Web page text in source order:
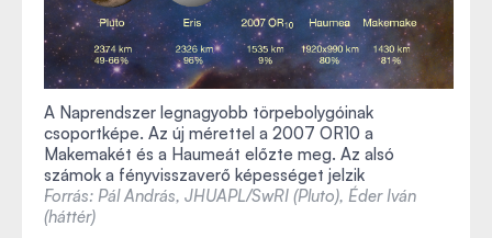
A Naprendszer legnagyobb törpebolygóinak
csoportképe. Az új mérettel a 2007 OR10 a
Makemakét és a Haumeát előzte meg. Az alsó
számok a fényvisszaverő képességet jelzik
Forrás: Pál András, JHUAPL/SwRI (Pluto), Éder Iván
(háttér)